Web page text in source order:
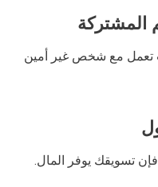
المشتركة
تعمل مع شخص غير أمين
تسويقك يوفر المال.